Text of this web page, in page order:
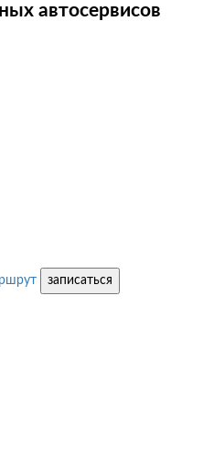
автосервисов
записаться